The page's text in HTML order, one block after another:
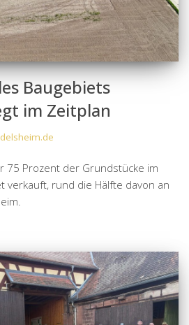
Baugebiets
im Zeitplan
75 Prozent der Grundstücke im
verkauft, rund die Hälfte davon an